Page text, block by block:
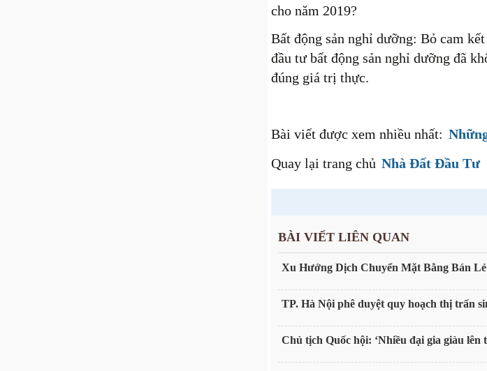
cho năm 2019?
Bất động sản nghỉ dưỡng: Bỏ cam
đầu tư bất động sản nghỉ dưỡng đã
đúng giá trị thực.
Bài viết được xem nhiều nhất:
Quay lại trang chủ Nhà Đất Đầu Tư
BÀI VIẾT LIÊN QUAN
Xu Hướng Dịch Chuyển Mặt Bằng Bán
TP. Hà Nội phê duyệt quy hoạch thị trấn
Chủ tịch Quốc hội: ‘Nhiều đại gia giàu lên